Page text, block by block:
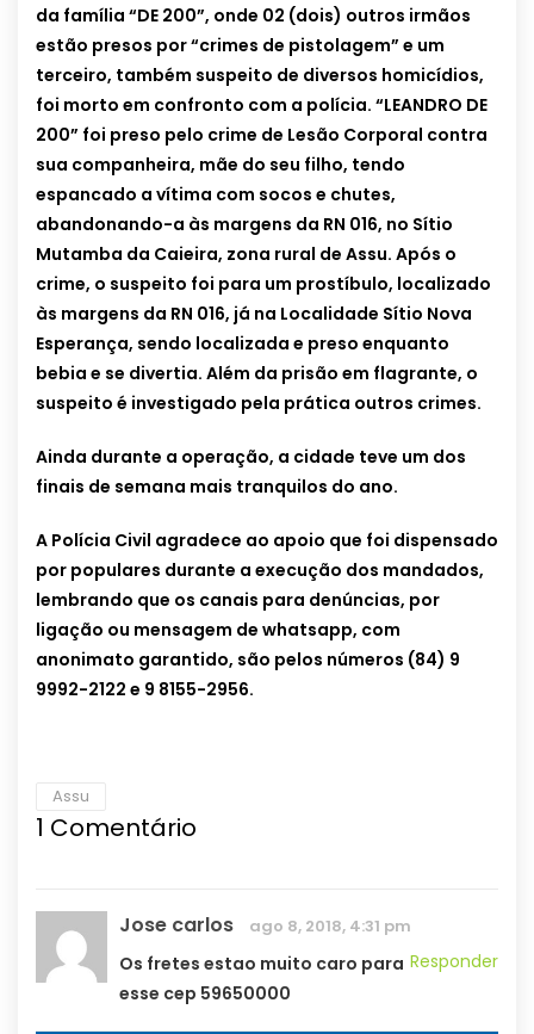
da família “DE 200”, onde 02 (dois) outros irmãos
estão presos por “crimes de pistolagem” e um
terceiro, também suspeito de diversos homicídios,
foi morto em confronto com a polícia. “LEANDRO DE
200” foi preso pelo crime de Lesão Corporal contra
sua companheira, mãe do seu filho, tendo
espancado a vítima com socos e chutes,
abandonando-a às margens da RN 016, no Sítio
Mutamba da Caieira, zona rural de Assu. Após o
crime, o suspeito foi para um prostíbulo, localizado
às margens da RN 016, já na Localidade Sítio Nova
Esperança, sendo localizada e preso enquanto
bebia e se divertia. Além da prisão em flagrante, o
suspeito é investigado pela prática outros crimes.
Ainda durante a operação, a cidade teve um dos
finais de semana mais tranquilos do ano.
A Polícia Civil agradece ao apoio que foi dispensado
por populares durante a execução dos mandados,
lembrando que os canais para denúncias, por
ligação ou mensagem de whatsapp, com
anonimato garantido, são pelos números (84) 9
9992-2122 e 9 8155-2956.
Assu
1 Comentário
Jose carlos ago 8, 2018, 4:31 pm
Responder
Os fretes estao muito caro para
esse cep 59650000